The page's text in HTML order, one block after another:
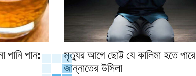
পানি পান:
মৃত্যুর আগে ছোট্ট যে কালিমা হতে পারে
জান্নাতের উসিলা